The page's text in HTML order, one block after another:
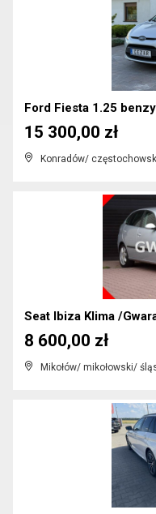
Ford Fiesta 1.25
Konradów/
15 300,00 zł
Seat Ibiza Klima /
Mikołów/ mikołowski/
8 600,00 zł